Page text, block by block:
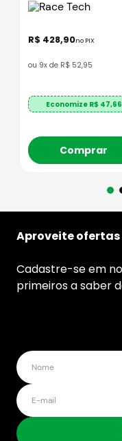
R$ 428,90no PIX
ou 9x de R$ 52,95
Economize R$ 47,66
Comprar
Aproveite
Cadastre-se em
primeiros a saber